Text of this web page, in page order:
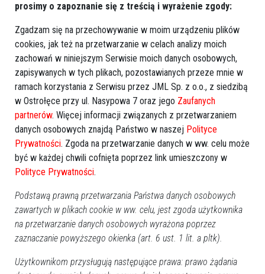
Prod. USA 2026, thriller/sci-fi, 145 min
Gdybyś dowiedział się, że nie jesteśmy sami, gdyby ktoś
prosimy o zapoznanie się z treścią i wyrażenie zgody:
Zgadzam się na przechowywanie w moim urządzeniu plików
cookies, jak też na przetwarzanie w celach analizy moich
zachowań w niniejszym Serwisie moich danych osobowych,
zapisywanych w tych plikach, pozostawianych przeze mnie w
ramach korzystania z Serwisu przez JML Sp. z o.o., z siedzibą
w Ostrołęce przy ul. Nasypowa 7 oraz jego Zaufanych
partnerów. Więcej informacji związanych z przetwarzaniem
danych osobowych znajdą Państwo w naszej Polityce
Prywatności. Zgoda na przetwarzanie danych w ww. celu może
być w każdej chwili cofnięta poprzez link umieszczony w
Polityce Prywatności.
Podstawą prawną przetwarzania Państwa danych osobowych
zawartych w plikach cookie w ww. celu, jest zgoda użytkownika
na przetwarzanie danych osobowych wyrażona poprzez
zaznaczanie powyższego okienka (art. 6 ust. 1 lit. a pltk).
Użytkownikom przysługują następujące prawa: prawo żądania